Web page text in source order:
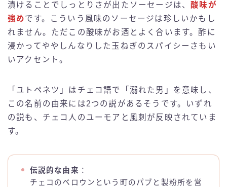
漬けることでしっとりさが出たソーセージは、酸味が
強めです。こういう風味のソーセージは珍しいかもし
れません。ただこの酸味がお酒とよく合います。酢に
浸かってややしんなりした玉ねぎのスパイシーさもい
いアクセント。
「ユトペネツ」はチェコ語で「溺れた男」を意味し、
この名前の由来には2つの説があるそうです。いずれ
の説も、チェコ人のユーモアと風刺が反映されていま
す。
伝説的な由来 ：
チェコのベロウンという町のパブと製粉所を営